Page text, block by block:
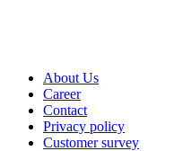
About Us
Career
Contact
Privacy policy
Customer survey